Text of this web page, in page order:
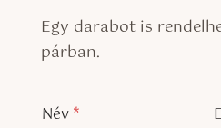
Egy darabot is
párban.
Név*